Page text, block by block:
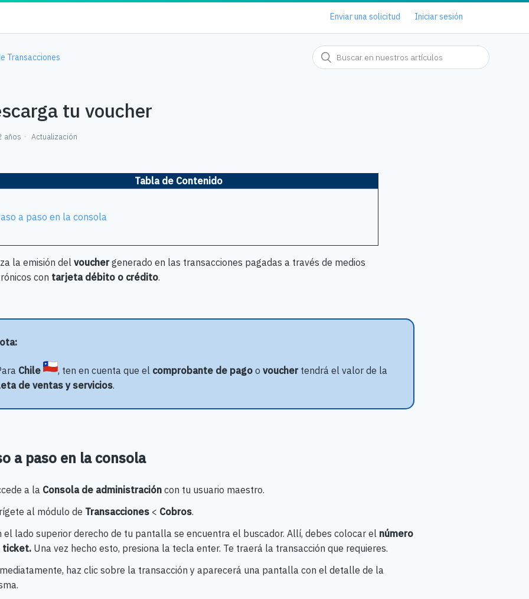
Enviar una solicitud Iniciar sesión
Transacciones
tu voucher
años Actualización
Tabla de Contenido
a paso en la consola
la emisión delvouchergenerado en las transacciones pagadas a través de medios
con tarjeta débito o crédito.
Chile , ten en cuenta que el comprobante de pagoo vouchertendrá el valor de la
de ventas y servicios.
a paso en la consola
a la Consola de administracióncon tu usuario maestro.
al módulo de Transacciones< Cobros.
el lado superior derecho de tu pantalla se encuentra el buscador. Allí, debes colocar el número
ticket. Una vez hecho esto, presiona la tecla enter. Te traerá la transacción que requieres.
haz clic sobre la transacción y aparecerá una pantalla con el detalle de la